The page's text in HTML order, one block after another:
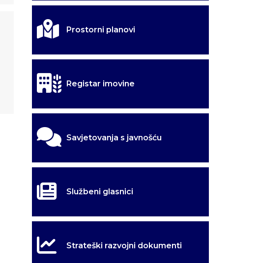
kulina
kulina
Prostorni planovi
Registar imovine
Savjetovanja s javnošću
Službeni glasnici
Strateški razvojni dokumenti